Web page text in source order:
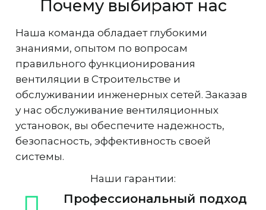
Почему выбирают нас
Наша команда обладает глубокими
знаниями, опытом по вопросам
правильного функционирования
вентиляции в Строительстве и
обслуживании инженерных сетей. Заказав
у нас обслуживание вентиляционных
установок, вы обеспечите надежность,
безопасность, эффективность своей
системы.
Наши гарантии:
Профессиональный подход